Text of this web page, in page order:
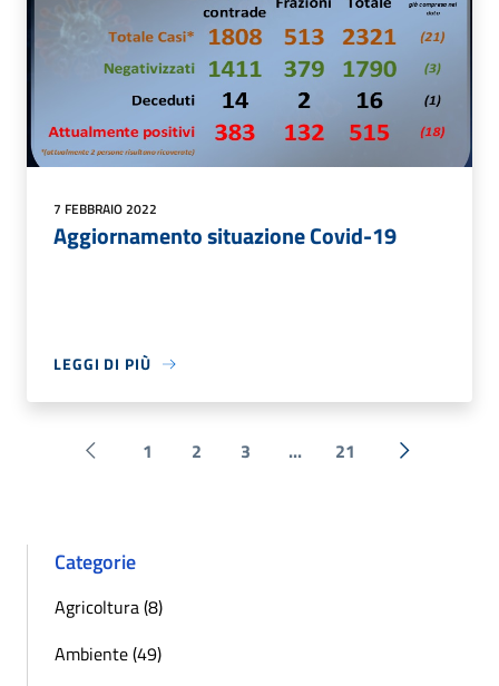
7 FEBBRAIO 2022
Aggiornamento situazione Covid-19
LEGGI DI PIÙ
Pagina precedente
1 2 3 ... 21 Successiva
Categorie
Agricoltura (8)
Ambiente (49)